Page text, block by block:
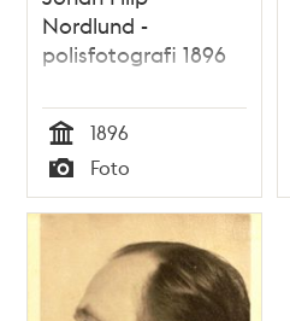
Nordlund -
polisfotografi 1896
Tid
1896
Typ
Foto